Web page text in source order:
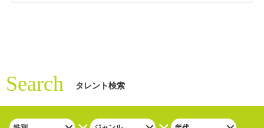
Search タレント検索